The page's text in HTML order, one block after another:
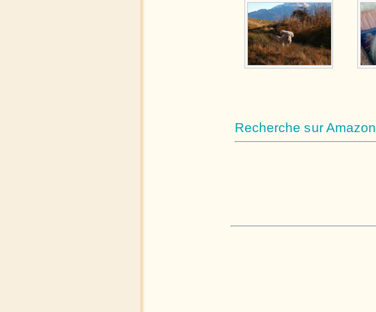
Recherche sur